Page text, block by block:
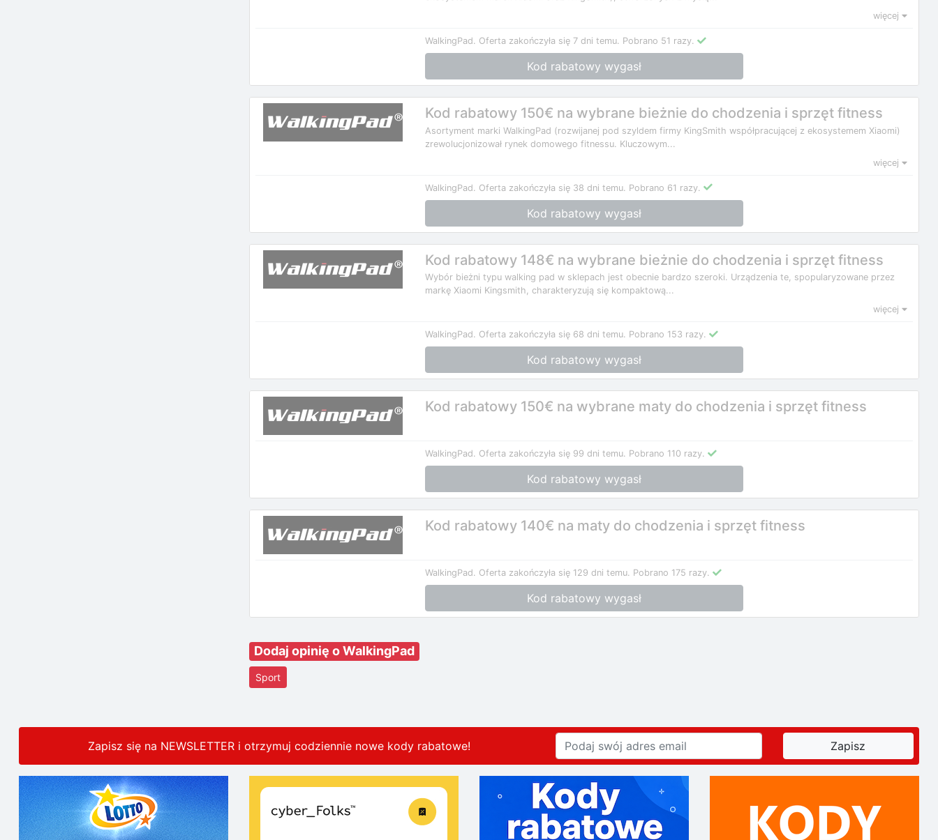
więcej
WalkingPad. Oferta zakończyła się 7 dni temu. Pobrano 51 razy.
Kod rabatowy wygasł
Kod rabatowy 150€ na wybrane bieżnie do chodzenia i sprzęt fitness
Asortyment marki WalkingPad (rozwijanej pod szyldem firmy KingSmith współpracującej z ekosystemem Xiaomi)
zrewolucjonizował rynek domowego fitnessu. Kluczowym...
więcej
WalkingPad. Oferta zakończyła się 38 dni temu. Pobrano 61 razy.
Kod rabatowy wygasł
Kod rabatowy 148€ na wybrane bieżnie do chodzenia i sprzęt fitness
Wybór bieżni typu walking pad w sklepach jest obecnie bardzo szeroki. Urządzenia te, spopularyzowane przez
markę Xiaomi Kingsmith, charakteryzują się kompaktową...
więcej
WalkingPad. Oferta zakończyła się 68 dni temu. Pobrano 153 razy.
Kod rabatowy wygasł
Kod rabatowy 150€ na wybrane maty do chodzenia i sprzęt fitness
WalkingPad. Oferta zakończyła się 99 dni temu. Pobrano 110 razy.
Kod rabatowy wygasł
Kod rabatowy 140€ na maty do chodzenia i sprzęt fitness
WalkingPad. Oferta zakończyła się 129 dni temu. Pobrano 175 razy.
Kod rabatowy wygasł
Dodaj opinię o WalkingPad
Sport
Zapisz się na NEWSLETTER i otrzymuj codziennie nowe kody rabatowe!